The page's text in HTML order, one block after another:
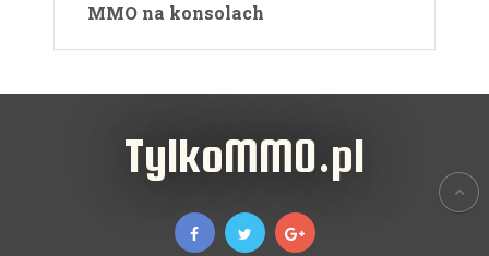
MMO na konsolach
TylkoMMO.pl